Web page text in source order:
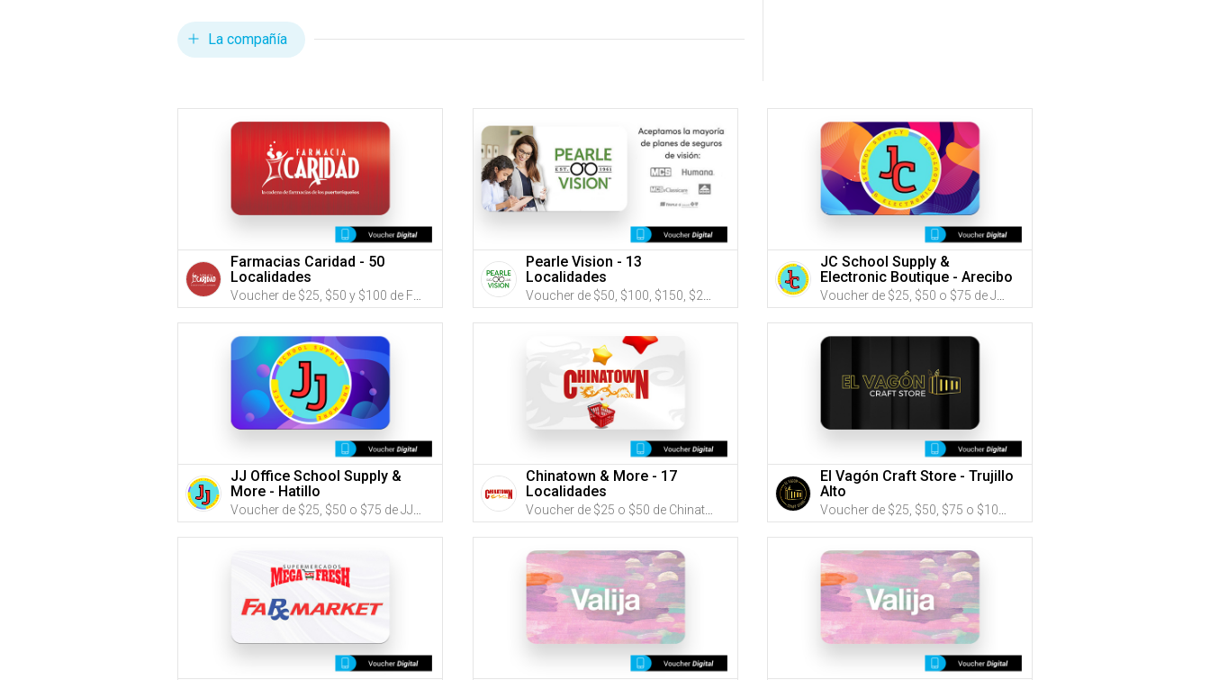
La compañía
Farmacias Caridad - 50
Localidades
Pearle Vision - 13
Localidades
JC School Supply &
Electronic Boutique - Arecibo
JJ Office School Supply &
More - Hatillo
Chinatown & More - 17
Localidades
Voucher de $25 o $50 de Chinatown & More (Utiliza tus G-Credits® para comprar este Voucher)
El Vagón Craft Store - Trujillo
Alto